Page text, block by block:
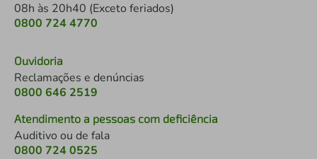
08h às 20h40 (Exceto feriados)
0800 724 4770
Ouvidoria
Reclamações e denúncias
0800 646 2519
Atendimento a pessoas com deficiência
Auditivo ou de fala
0800 724 0525